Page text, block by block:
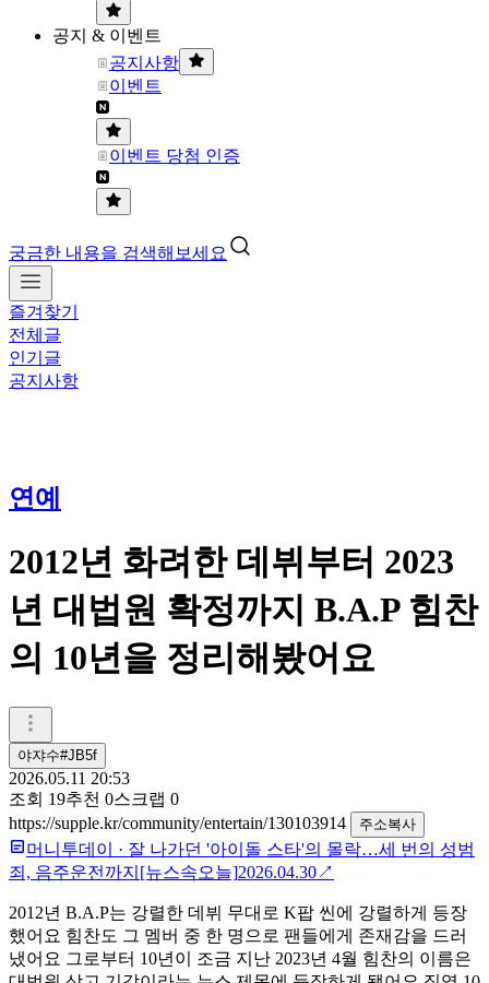
공지 & 이벤트
공지사항
이벤트
이벤트 당첨 인증
궁금한 내용을 검색해보세요
즐겨찾기
전체글
인기글
공지사항
연예
2012년 화려한 데뷔부터 2023
년 대법원 확정까지 B.A.P 힘찬
의 10년을 정리해봤어요
야쟈수#JB5f
2026.05.11 20:53
조회 19추천 0스크랩 0
https://supple.kr/community/entertain/130103914
주소복사
머니투데이 · 잘 나가던 '아이돌 스타'의 몰락…세 번의 성범
죄, 음주운전까지[뉴스속오늘]2026.04.30↗
2012년 B.A.P는 강렬한 데뷔 무대로 K팝 씬에 강렬하게 등장
했어요 힘찬도 그 멤버 중 한 명으로 팬들에게 존재감을 드러
냈어요 그로부터 10년이 조금 지난 2023년 4월 힘찬의 이름은